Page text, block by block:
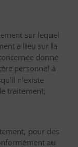
sur lequel
a lieu sur la
donné
personnel à
n'existe
traitement;
pour des
au